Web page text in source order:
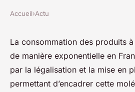
Comment acheter
cher ?
josèphe•5 janvier 2024• 2 min de
Accueil›Actu
La consommation des produits
de manière exponentielle en
par la légalisation et la mise en
permettant d’encadrer cette